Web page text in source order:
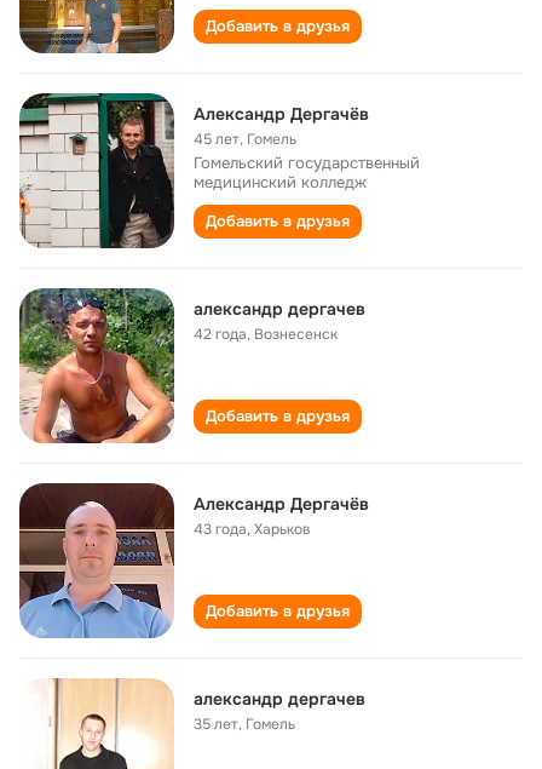
Добавить в друзья
Александр Дергачёв
45 лет, Гомель
Гомельский государственный
медицинский колледж
Добавить в друзья
александр дергачев
42 года, Вознесенск
Добавить в друзья
Александр Дергачёв
43 года,Харьков
Добавить в друзья
александр дергачев
35 лет, Гомель